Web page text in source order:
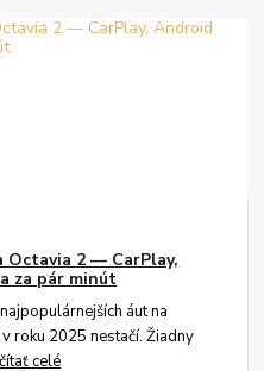
2 — CarPlay,
za pár minút
áut na
roku 2025 nestačí. Žiadny
čítať celé